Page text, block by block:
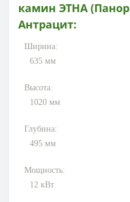
камин ЭТНА
Антрацит:
Ширина:
635 мм
Высота:
1020 мм
Глубина:
495 мм
Мощность:
12 кВт